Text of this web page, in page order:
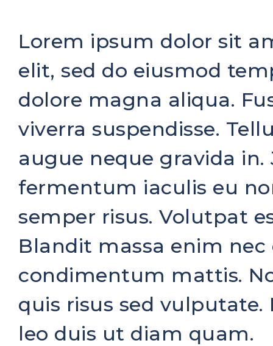
Lorem ipsum dolor sit
elit, sed do eiusmod
dolore magna aliqua.
viverra suspendisse.
augue neque gravida
fermentum iaculis eu
semper risus. Volutpat
Blandit massa enim
condimentum mattis.
quis risus sed
leo duis ut diam quam.